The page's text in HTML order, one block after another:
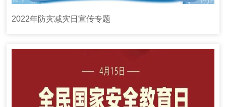
2022年防灾减灾日宣传专题